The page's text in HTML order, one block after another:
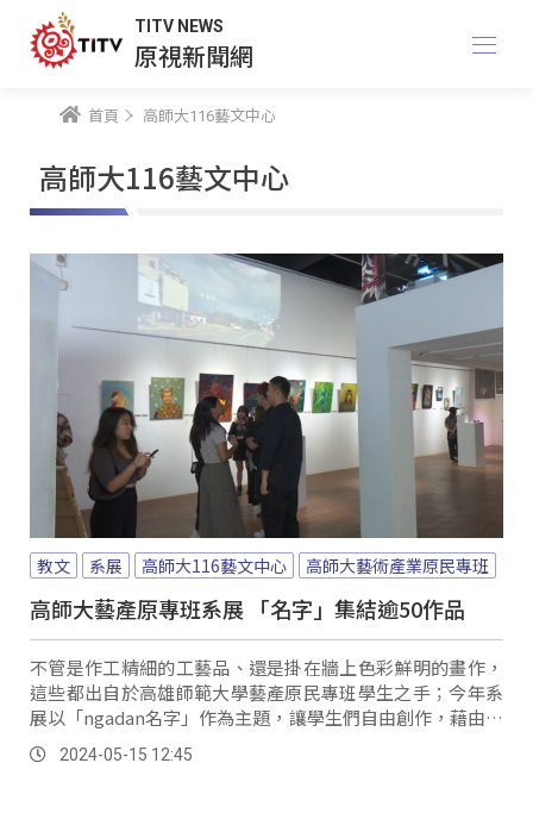
TITV NEWS
原視新聞網
首頁 高師大116藝文中心
高師大116藝文中心
教文 系展 高師大116藝文中心 高師大藝術產業原民專班
高師大藝產原專班系展 「名字」集結逾50作品
不管是作工精細的工藝品、還是掛在牆上色彩鮮明的畫作，
這些都出自於高雄師範大學藝產原民專班學生之手；今年系
展以「ngadan名字」作為主題，讓學生們自由創作，藉由作
品說話、傳達理念。
2024-05-15 12:45